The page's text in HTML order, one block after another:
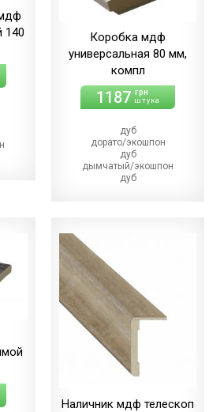
140
Коробка мдф
универсальная 80 мм,
компл
1187 грн
штука
дуб
дорато/экошпон
дуб
дымчатый/экошпон
дуб
(+64.00 грн)
дуб
светлый/экошпон
шале/ПВХ
(+64.00 грн)
Наличник мдф телескоп